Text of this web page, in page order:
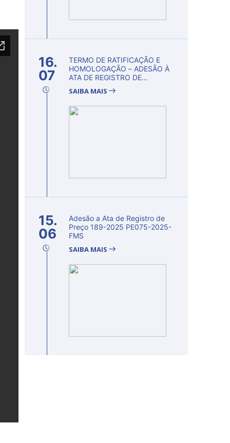
16.
07
TERMO DE RATIFICAÇÃO E
HOMOLOGAÇÃO – ADESÃO À
ATA DE REGISTRO DE
SAIBA MAIS
15.
06
Adesão a Ata de Registro de
Preço 189-2025 PE075-2025-
FMS
SAIBA MAIS